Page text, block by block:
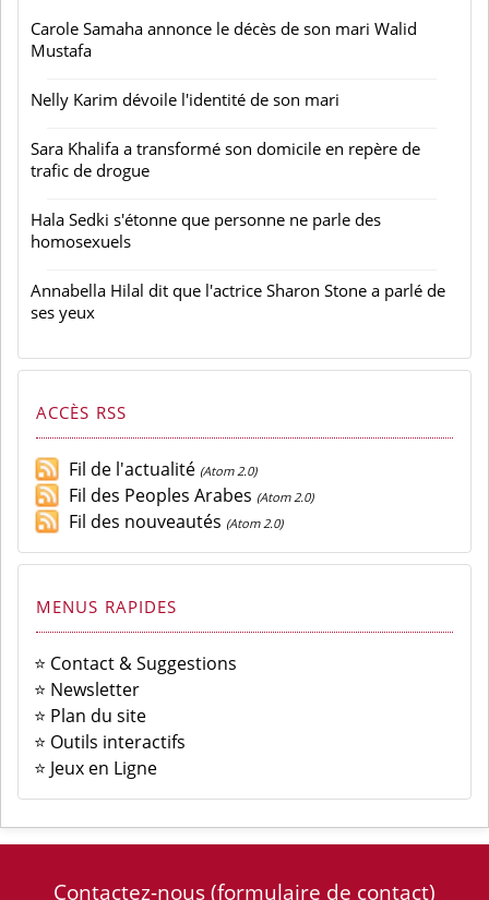
Carole Samaha annonce le décès de son mari Walid
Mustafa
Nelly Karim dévoile l'identité de son mari
Sara Khalifa a transformé son domicile en repère de
trafic de drogue
Hala Sedki s'étonne que personne ne parle des
homosexuels
Annabella Hilal dit que l'actrice Sharon Stone a parlé de
ses yeux
ACCÈS RSS
Fil de l'actualité (Atom 2.0)
Fil des Peoples Arabes (Atom 2.0)
Fil des nouveautés (Atom 2.0)
MENUS RAPIDES
⭐ Contact & Suggestions
⭐ Newsletter
⭐ Plan du site
⭐ Outils interactifs
⭐ Jeux en Ligne
Contactez-nous(formulaire de contact)